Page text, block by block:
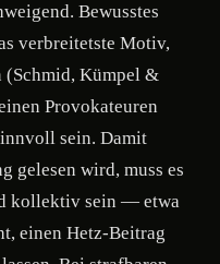
Bewusstes
verbreitetste Motiv,
(Schmid, Kümpel &
Provokateuren
sein. Damit
gelesen wird, muss es
kollektiv sein — etwa
einen Hetz-Beitrag